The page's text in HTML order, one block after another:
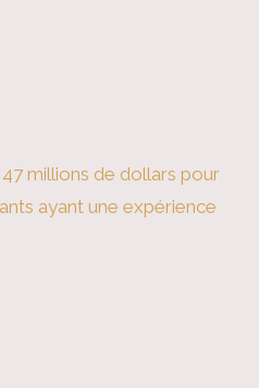
millions de dollars pour
ayant une expérience